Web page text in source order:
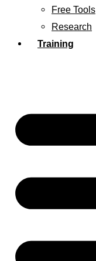
Free Tools
Research
Training